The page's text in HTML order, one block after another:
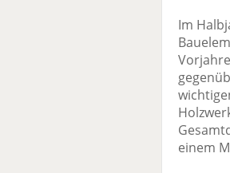
Im
einem